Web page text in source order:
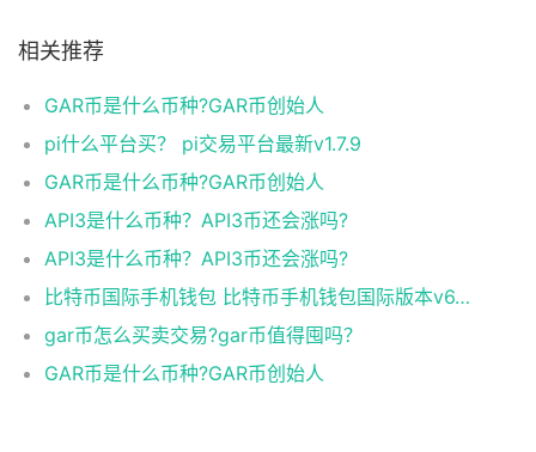
相关推荐
GAR币是什么币种?GAR币创始人
pi什么平台买？ pi交易平台最新v1.7.9
GAR币是什么币种?GAR币创始人
API3是什么币种？API3币还会涨吗?
API3是什么币种？API3币还会涨吗?
比特币国际手机钱包 比特币手机钱包国际版本v6.1.8
gar币怎么买卖交易?gar币值得囤吗？
GAR币是什么币种?GAR币创始人